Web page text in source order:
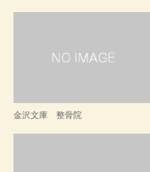
金沢文庫 整骨院